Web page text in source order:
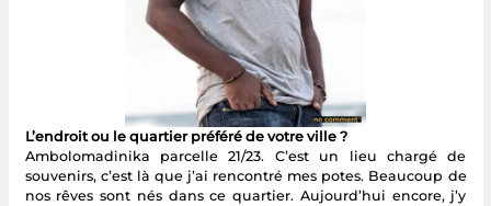
L’endroit ou le quartier préféré de votre ville ?
Ambolomadinika parcelle 21/23. C’est un lieu chargé de
souvenirs, c’est là que j’ai rencontré mes potes. Beaucoup de
nos rêves sont nés dans ce quartier. Aujourd’hui encore, j’y